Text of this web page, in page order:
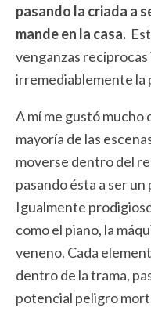
pasando la criada a
mande en la casa.
venganzas
irremediablemente la
A mí me gustó mucho
mayoría de las
moverse dentro del
pasando ésta a ser
Igualmente
como el piano, la
veneno. Cada
dentro de la trama,
potencial peligro